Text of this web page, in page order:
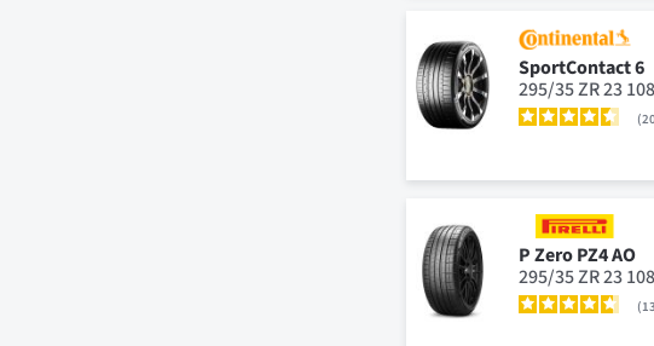
SportContact 6
295/35 ZR 23
P Zero PZ4 AO
295/35 ZR 23